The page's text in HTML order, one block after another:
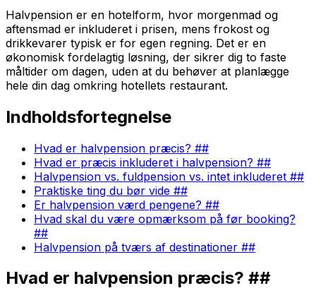
Halvpension er en hotelform, hvor morgenmad og
aftensmad er inkluderet i prisen, mens frokost og
drikkevarer typisk er for egen regning. Det er en
økonomisk fordelagtig løsning, der sikrer dig to faste
måltider om dagen, uden at du behøver at planlægge
hele din dag omkring hotellets restaurant.
Indholdsfortegnelse
Hvad er halvpension præcis? ##
Hvad er præcis inkluderet i halvpension? ##
Halvpension vs. fuldpension vs. intet inkluderet ##
Praktiske ting du bør vide ##
Er halvpension værd pengene? ##
Hvad skal du være opmærksom på før booking?
##
Halvpension på tværs af destinationer ##
Hvad er halvpension præcis? ##